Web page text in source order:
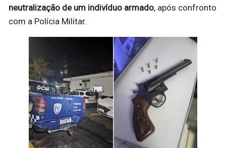
neutralização de um indivíduo armado, após confronto
com a Polícia Militar.